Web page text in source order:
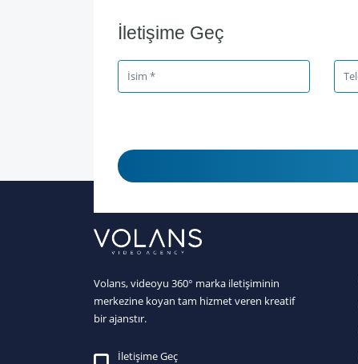
İletişime Geç
Volans, videoyu 360° marka iletişiminin
merkezine koyan tam hizmet veren kreatif
bir ajanstır.
İletişime Geç